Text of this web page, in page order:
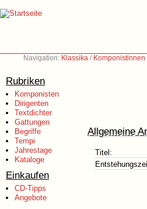
Navigation: Klassika /
Rubriken
Komponisten
Dirigenten
Textdichter
Gattungen
Begriffe
Tempi
Jahrestage
Kataloge
Einkaufen
CD-Tipps
Angebote
Allgemeine
Titel: